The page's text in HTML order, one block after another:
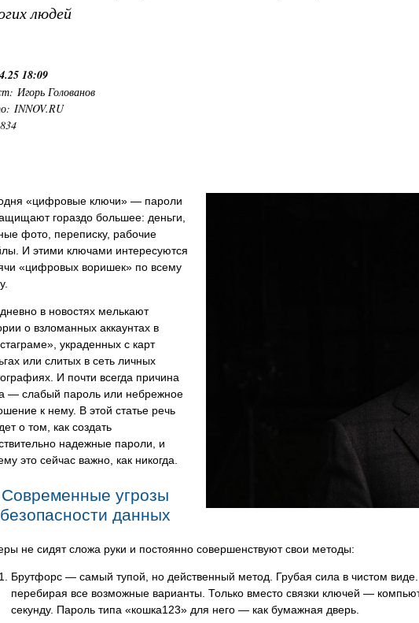
людей
18:09
Игорь Голованов
INNOV.RU
«цифровые ключи» — пароли
гораздо большее: деньги,
фото, переписку, рабочие
И этими ключами интересуются
«цифровых воришек» по всему
в новостях мелькают
о взломанных аккаунтах в
украденных с карт
или слитых в сеть личных
И почти всегда причина
— слабый пароль или небрежное
к нему. В этой статье речь
о том, как создать
надежные пароли, и
это сейчас важно, как никогда.
Современные угрозы
безопасности данных
не сидят сложа руки и постоянно совершенствуют свои методы:
Брутфорс — самый тупой, но действенный метод. Грубая сила в чистом виде.
перебирая все возможные варианты. Только вместо связки ключей —
секунду. Пароль типа «кошка123» для него — как бумажная дверь.